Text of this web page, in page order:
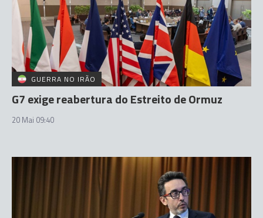
GUERRA NO IRÃO
G7 exige reabertura do Estreito de Ormuz
20 Mai 09:40